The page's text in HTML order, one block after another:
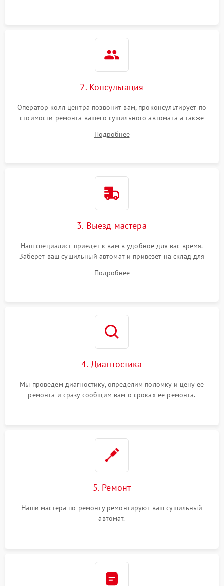
2. Консультация
Оператор колл центра позвонит вам, проконсультирует по
стоимости ремонта вашего сушильного автомата а также
Подробнее
3. Выезд мастера
Наш специалист приедет к вам в удобное для вас время.
Заберет ваш сушильный автомат и привезет на склад для
Подробнее
4. Диагностика
Мы проведем диагностику, определим поломку и цену ее
ремонта и сразу сообщим вам о сроках ее ремонта.
5. Ремонт
Наши мастера по ремонту ремонтируют ваш сушильный
автомат.